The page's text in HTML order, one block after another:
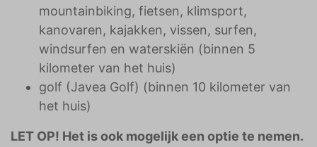
mountainbiking, fietsen, klimsport,
kanovaren, kajakken, vissen, surfen,
windsurfen en waterskiën (binnen 5
kilometer van het huis)
golf (Javea Golf) (binnen 10 kilometer van
het huis)
LET OP! Het is ook mogelijk een optie te nemen.